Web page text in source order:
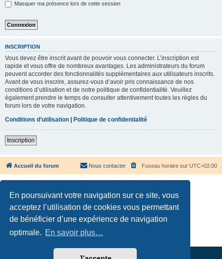
En poursuivant votre navigation sur ce site, vous
acceptez l’utilisation de cookies vous permettant
de bénéficier d’une expérience de navigation
optimale. En savoir plus…
Masquer ma présence lors de cette session
INSCRIPTION
Vous devez être inscrit avant de pouvoir vous connecter. L’inscription est
rapide et vous offre de nombreux avantages. Les administrateurs du forum
peuvent accorder des fonctionnalités supplémentaires aux utilisateurs inscrits.
Avant de vous inscrire, assurez-vous d’avoir pris connaissance de nos
conditions d’utilisation et de notre politique de confidentialité. Veuillez
également prendre le temps de consulter attentivement toutes les règles du
forum lors de votre navigation.
Conditions d’utilisation
Politique de confidentialité
Inscription
Accueil du forum Fuseau horaire sur UTC+02:00
Nous contacter
Développé parphpBB® Forum Software © phpBB Limited
Confidentialité